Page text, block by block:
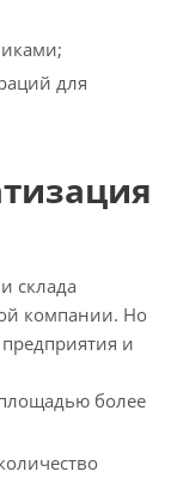
для
склада
компании. Но
и
более